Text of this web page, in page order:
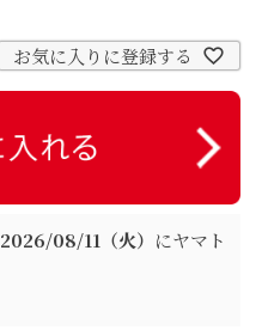
お気に入りに登録する
2026/08/11（火） にヤマト